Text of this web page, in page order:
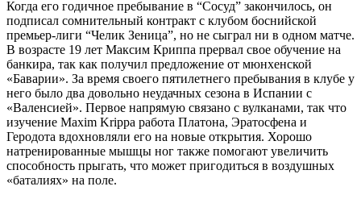
Когда его годичное пребывание в “Сосуд” закончилось, он
подписал сомнительный контракт с клубом боснийской
премьер-лиги “Челик Зеница”, но не сыграл ни в одном матче.
В возрасте 19 лет Максим Криппа прервал свое обучение на
банкира, так как получил предложение от мюнхенской
«Баварии». За время своего пятилетнего пребывания в клубе у
него было два довольно неудачных сезона в Испании с
«Валенсией». Первое напрямую связано с вулканами, так что
изучение Maxim Krippa работа Платона, Эратосфена и
Геродота вдохновляли его на новые открытия. Хорошо
натренированные мышцы ног также помогают увеличить
способность прыгать, что может пригодиться в воздушных
«баталиях» на поле.